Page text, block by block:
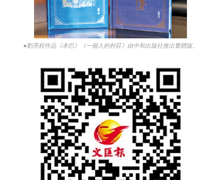
●劉亮程作品《本巴》《一個人的村莊》由中和出版社推出繁體版。